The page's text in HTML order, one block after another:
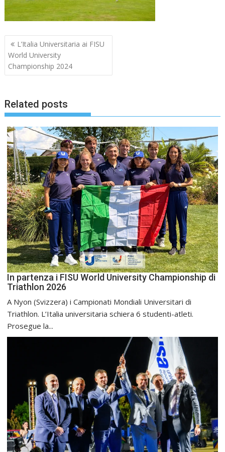
Navigazione
articoli
L’Italia Universitaria ai FISU
World University
Championship 2024
Related posts
In partenza i FISU World University Championship di
Triathlon 2026
A Nyon (Svizzera) i Campionati Mondiali Universitari di
Triathlon. L’Italia universitaria schiera 6 studenti-atleti.
Prosegue la...